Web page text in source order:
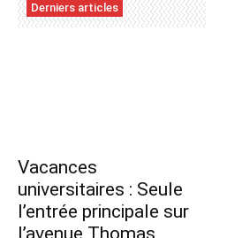
Derniers articles
Vacances
universitaires : Seule
l’entrée principale sur
l’avenue Thomas